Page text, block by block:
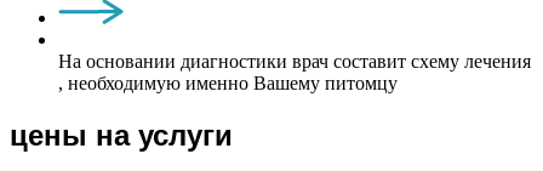
На основании диагностики врач составит схему лечения
, необходимую именно Вашему питомцу
цены на услуги